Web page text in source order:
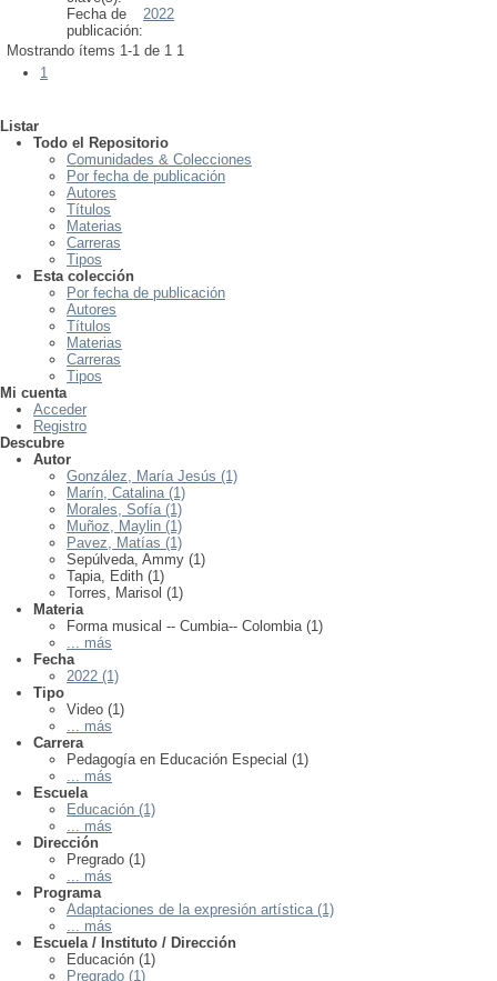
Fecha de
publicación:
2022
Mostrando ítems 1-1 de 1 1
1
Listar
Todo el Repositorio
Comunidades & Colecciones
Por fecha de publicación
Autores
Títulos
Materias
Carreras
Tipos
Esta colección
Por fecha de publicación
Autores
Títulos
Materias
Carreras
Tipos
Mi cuenta
Acceder
Registro
Descubre
Autor
González, María Jesús (1)
Marín, Catalina (1)
Morales, Sofía (1)
Muñoz, Maylin (1)
Pavez, Matías (1)
Sepúlveda, Ammy (1)
Tapia, Edith (1)
Torres, Marisol (1)
Materia
Forma musical -- Cumbia-- Colombia (1)
... más
Fecha
2022 (1)
Tipo
Video (1)
... más
Carrera
Pedagogía en Educación Especial (1)
... más
Escuela
Educación (1)
... más
Dirección
Pregrado (1)
... más
Programa
Adaptaciones de la expresión artística (1)
... más
Escuela / Instituto / Dirección
Educación (1)
Pregrado (1)